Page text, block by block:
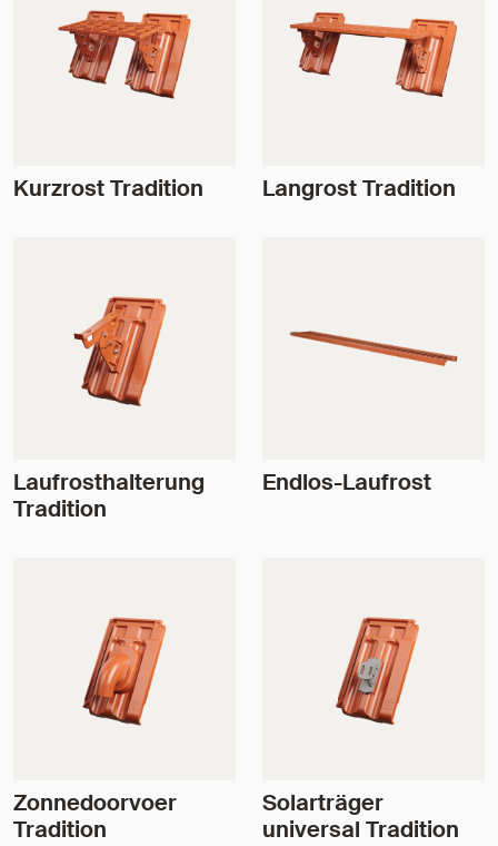
Kurzrost Tradition Langrost Tradition
Laufrosthalterung
Tradition
Endlos-Laufrost
Zonnedoorvoer
Tradition
Solarträger
universal Tradition